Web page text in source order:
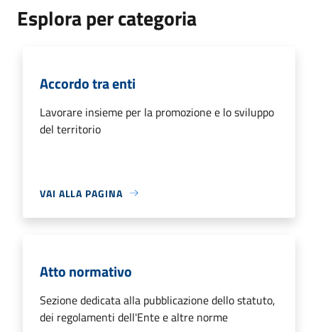
Esplora per categoria
Accordo tra enti
Lavorare insieme per la promozione e lo sviluppo
del territorio
VAI ALLA PAGINA
Atto normativo
Sezione dedicata alla pubblicazione dello statuto,
dei regolamenti dell'Ente e altre norme